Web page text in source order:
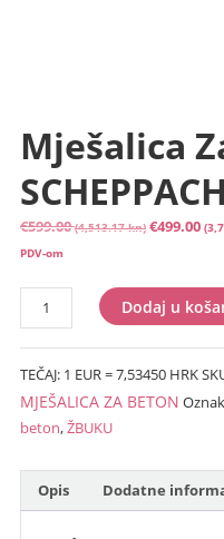
Mješalica
€599.00 (4,513.17 kn) Izvorna
je:
€599.00
(4,513.17
kn).
€499.00
PDV-om
Mješalica
za
beton-
žbuku
SCHEPPACH
MIX180L
Dodaj u
TEČAJ: 1 EUR = 7,53450 HRK
MJEŠALICA ZA BETON
beton,ŽBUKU
Opis Dodatne